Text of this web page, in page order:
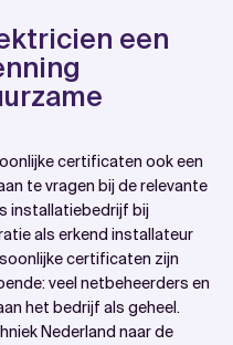
een
certificaten ook een
te vragen bij de relevante
installatiebedrijf bij
als erkend installateur
certificaten zijn
veel netbeheerders en
het bedrijf als geheel.
Nederland naar de